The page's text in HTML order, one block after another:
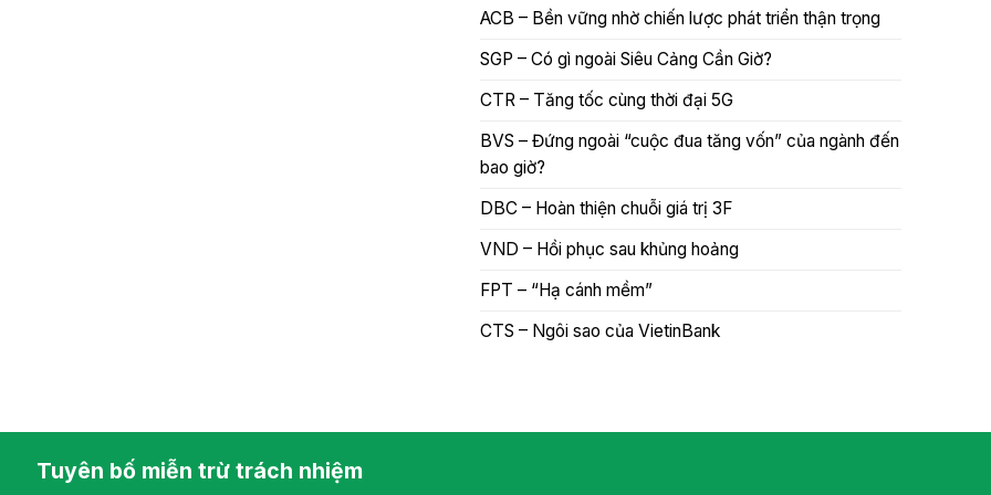
ACB – Bền vững nhờ chiến lược phát triển thận trọng
SGP – Có gì ngoài Siêu Cảng Cần Giờ?
CTR – Tăng tốc cùng thời đại 5G
BVS – Đứng ngoài “cuộc đua tăng vốn” của ngành đến
bao giờ?
DBC – Hoàn thiện chuỗi giá trị 3F
VND – Hồi phục sau khủng hoảng
FPT – “Hạ cánh mềm”
CTS – Ngôi sao của VietinBank
Tuyên bố miễn trừ trách nhiệm